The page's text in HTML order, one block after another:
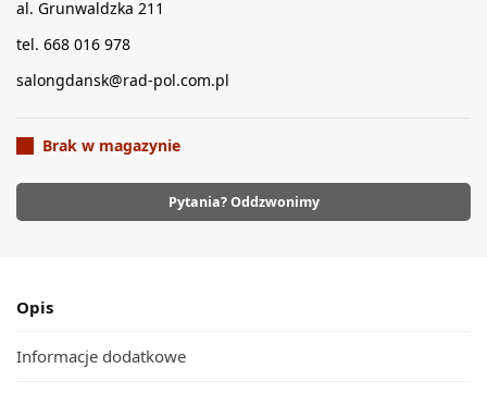
al. Grunwaldzka 211
tel. 668 016 978
salongdansk@rad-pol.com.pl
Brak w magazynie
Pytania? Oddzwonimy
Opis
Informacje dodatkowe